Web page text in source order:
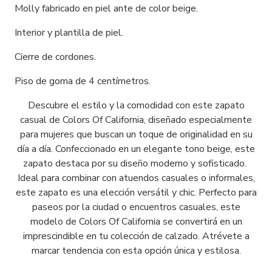
Molly fabricado en piel ante de color beige.
Interior y plantilla de piel.
Cierre de cordones.
Piso de goma de 4 centímetros.
Descubre el estilo y la comodidad con este zapato
casual de Colors Of California, diseñado especialmente
para mujeres que buscan un toque de originalidad en su
día a día. Confeccionado en un elegante tono beige, este
zapato destaca por su diseño moderno y sofisticado.
Ideal para combinar con atuendos casuales o informales,
este zapato es una elección versátil y chic. Perfecto para
paseos por la ciudad o encuentros casuales, este
modelo de Colors Of California se convertirá en un
imprescindible en tu colección de calzado. Atrévete a
marcar tendencia con esta opción única y estilosa.